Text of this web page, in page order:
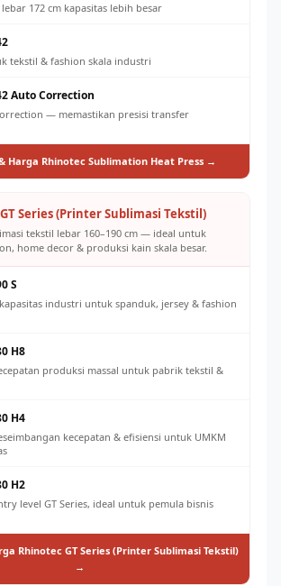
172 cm kapasitas lebih besar
tekstil & fashion skala industri
Auto Correction
— memastikan presisi transfer
Harga Rhinotec Sublimation Heat Press →
Series (Printer Sublimasi Tekstil)
tekstil lebar 160–190 cm — ideal untuk
home decor & produksi kain skala besar.
S
industri untuk spanduk, jersey & fashion
H8
produksi massal untuk pabrik tekstil &
H4
kecepatan & efisiensi untuk UMKM
H2
level GT Series, ideal untuk pemula bisnis
Rhinotec GT Series (Printer Sublimasi Tekstil)
→